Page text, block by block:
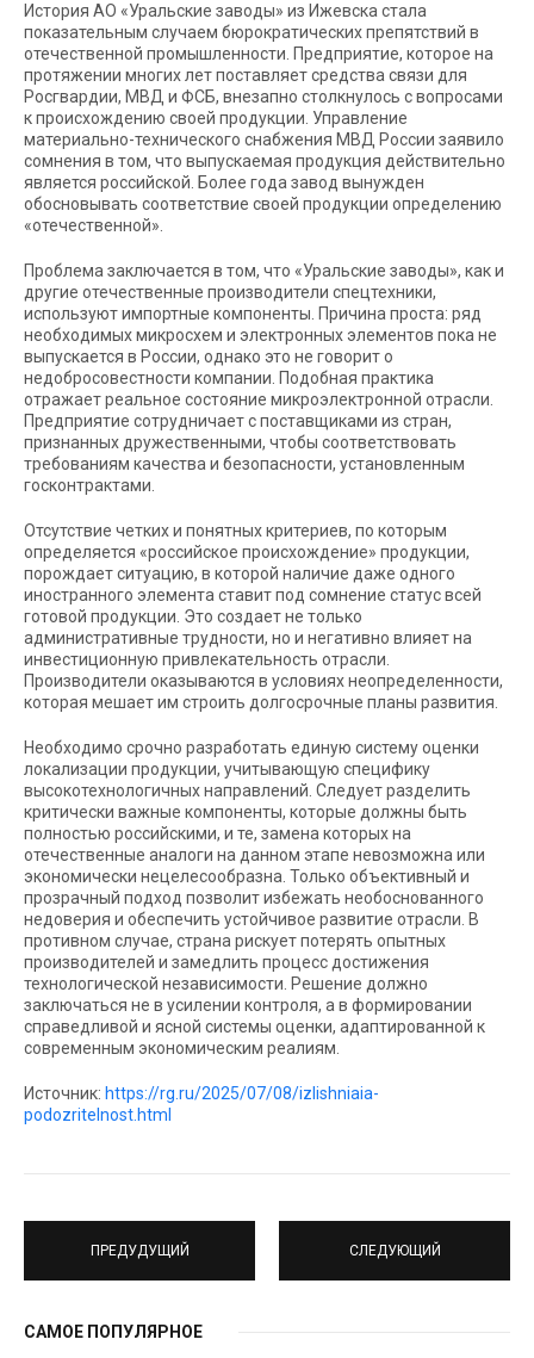
История АО «Уральские заводы» из Ижевска стала
показательным случаем бюрократических препятствий в
отечественной промышленности. Предприятие, которое на
протяжении многих лет поставляет средства связи для
Росгвардии, МВД и ФСБ, внезапно столкнулось с вопросами
к происхождению своей продукции. Управление
материально-технического снабжения МВД России заявило
сомнения в том, что выпускаемая продукция действительно
является российской. Более года завод вынужден
обосновывать соответствие своей продукции определению
«отечественной».
Проблема заключается в том, что «Уральские заводы», как и
другие отечественные производители спецтехники,
используют импортные компоненты. Причина проста: ряд
необходимых микросхем и электронных элементов пока не
выпускается в России, однако это не говорит о
недобросовестности компании. Подобная практика
отражает реальное состояние микроэлектронной отрасли.
Предприятие сотрудничает с поставщиками из стран,
признанных дружественными, чтобы соответствовать
требованиям качества и безопасности, установленным
госконтрактами.
Отсутствие четких и понятных критериев, по которым
определяется «российское происхождение» продукции,
порождает ситуацию, в которой наличие даже одного
иностранного элемента ставит под сомнение статус всей
готовой продукции. Это создает не только
административные трудности, но и негативно влияет на
инвестиционную привлекательность отрасли.
Производители оказываются в условиях неопределенности,
которая мешает им строить долгосрочные планы развития.
Необходимо срочно разработать единую систему оценки
локализации продукции, учитывающую специфику
высокотехнологичных направлений. Следует разделить
критически важные компоненты, которые должны быть
полностью российскими, и те, замена которых на
отечественные аналоги на данном этапе невозможна или
экономически нецелесообразна. Только объективный и
прозрачный подход позволит избежать необоснованного
недоверия и обеспечить устойчивое развитие отрасли. В
противном случае, страна рискует потерять опытных
производителей и замедлить процесс достижения
технологической независимости. Решение должно
заключаться не в усилении контроля, а в формировании
справедливой и ясной системы оценки, адаптированной к
современным экономическим реалиям.
Источник: https://rg.ru/2025/07/08/izlishniaia-
podozritelnost.html
ПРЕДУДУЩИЙ СЛЕДУЮЩИЙ
САМОЕ ПОПУЛЯРНОЕ